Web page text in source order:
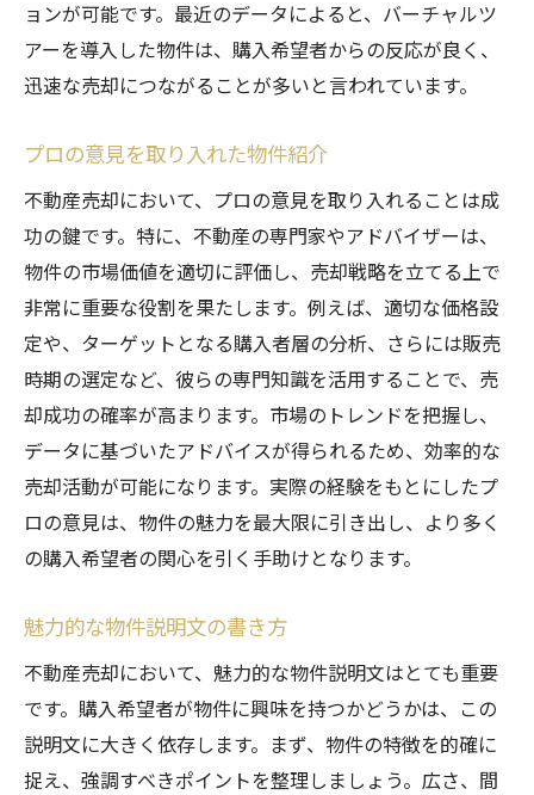
ョンが可能です。最近のデータによると、バーチャルツ
アーを導入した物件は、購入希望者からの反応が良く、
迅速な売却につながることが多いと言われています。
プロの意見を取り入れた物件紹介
不動産売却において、プロの意見を取り入れることは成
功の鍵です。特に、不動産の専門家やアドバイザーは、
物件の市場価値を適切に評価し、売却戦略を立てる上で
非常に重要な役割を果たします。例えば、適切な価格設
定や、ターゲットとなる購入者層の分析、さらには販売
時期の選定など、彼らの専門知識を活用することで、売
却成功の確率が高まります。市場のトレンドを把握し、
データに基づいたアドバイスが得られるため、効率的な
売却活動が可能になります。実際の経験をもとにしたプ
ロの意見は、物件の魅力を最大限に引き出し、より多く
の購入希望者の関心を引く手助けとなります。
魅力的な物件説明文の書き方
不動産売却において、魅力的な物件説明文はとても重要
です。購入希望者が物件に興味を持つかどうかは、この
説明文に大きく依存します。まず、物件の特徴を的確に
捉え、強調すべきポイントを整理しましょう。広さ、間